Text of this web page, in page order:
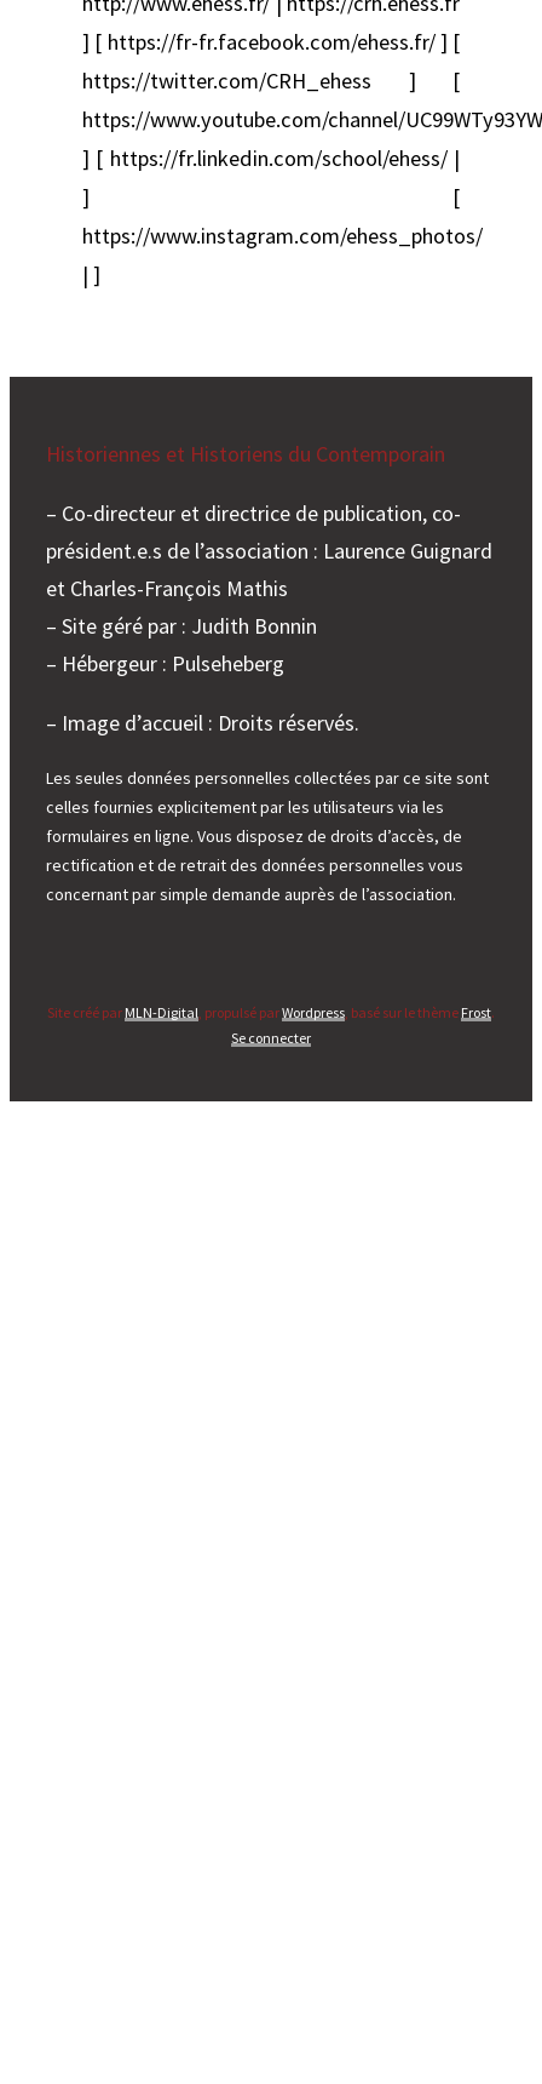
] [ https://fr-fr.facebook.com/ehess.fr/ ] [
https://twitter.com/CRH_ehess ] [
https://www.youtube.com/channel/
] [ https://fr.linkedin.com/school/ehess/ |
] [
https://www.instagram.com/ehess_photos/
| ]
Historiennes et Historiens du Contemporain
– Co-directeur et directrice de publication, co-
président.e.s de l’association : Laurence Guignard
et Charles-François Mathis
– Site géré par : Judith Bonnin
– Hébergeur : Pulseheberg
– Image d’accueil : Droits réservés.
Les seules données personnelles collectées par ce site sont
celles fournies explicitement par les utilisateurs via les
formulaires en ligne. Vous disposez de droits d’accès, de
rectification et de retrait des données personnelles vous
concernant par simple demande auprès de l’association.
Site créé par MLN-Digital, propulsé parWordpress, basé sur le thème Frost.
Se connecter